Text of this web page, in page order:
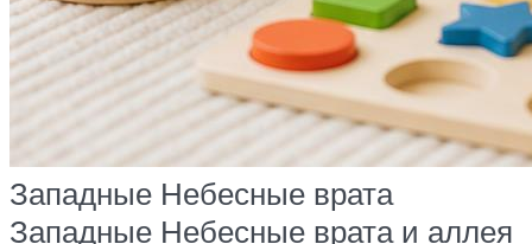
Западные Небесные врата
Западные Небесные врата и аллея